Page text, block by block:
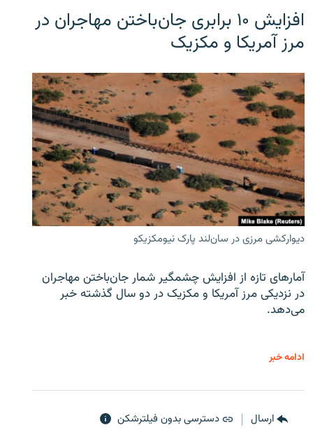
افزایش ۱۰ برابری جان‌باختن مهاجران در
مرز آمریکا و مکزیک
دیوارکشی مرزی در سان‌لند پارک نیومکزیکو
آمارهای تازه از افزایش چشمگیر شمار جان‌باختن مهاجران
در نزدیکی مرز آمریکا و مکزیک در دو سال گذشته خبر
می‌دهد.
ادامه خبر
ارسال دسترسی بدون فیلترشکن